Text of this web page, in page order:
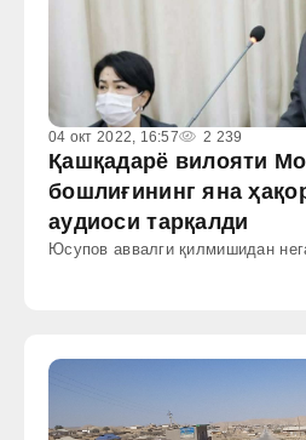
04 окт 2022, 16:57 2 239
Қашқадарё вилояти
бошлиғининг яна
аудиоси тарқалди
Юсупов аввалги қилмишидан